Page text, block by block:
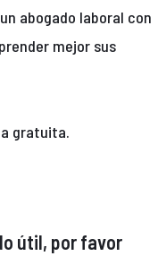
abogado laboral con
mejor sus
gratuita.
útil, por favor